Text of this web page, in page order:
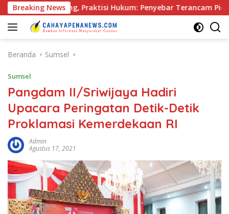
Langsung
ke
konten
Breaking News
Praktisi Hukum: Penyebar Terancam Pidana
Beranda Sumsel
Sumsel
Pangdam II/Sriwijaya Hadiri
Upacara Peringatan Detik-Detik
Proklamasi Kemerdekaan RI
Admin
Agustus 17, 2021